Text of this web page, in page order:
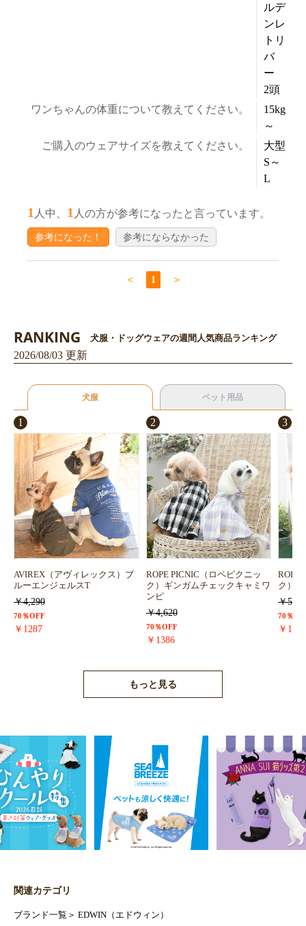
ルデ
ンレ
トリ
バ
ー
2頭
ワンちゃんの体重について教えてください。
15kg
～
ご購入のウェアサイズを教えてください。
大型
S～
L
1 人中、 1 人の方が参考になったと言っています。
参考になった！ 参考にならなかった
＜ 1 ＞
RANKING 犬服・ドッグウェアの週間人気商品ランキング
2026/08/03 更新
犬服 ペット用品
1
AVIREX（アヴィレックス）ブ
ルーエンジェルスT
￥4,290
70％OFF
￥1287
2
ROPE PICNIC（ロペピクニッ
ク）ギンガムチェックキャミワ
ンピ
￥4,620
70％OFF
￥1386
3
ROPE
ク）
￥
70％
￥
もっと見る
関連カテゴリ
ブランド一覧 ＞ EDWIN（エドウィン）